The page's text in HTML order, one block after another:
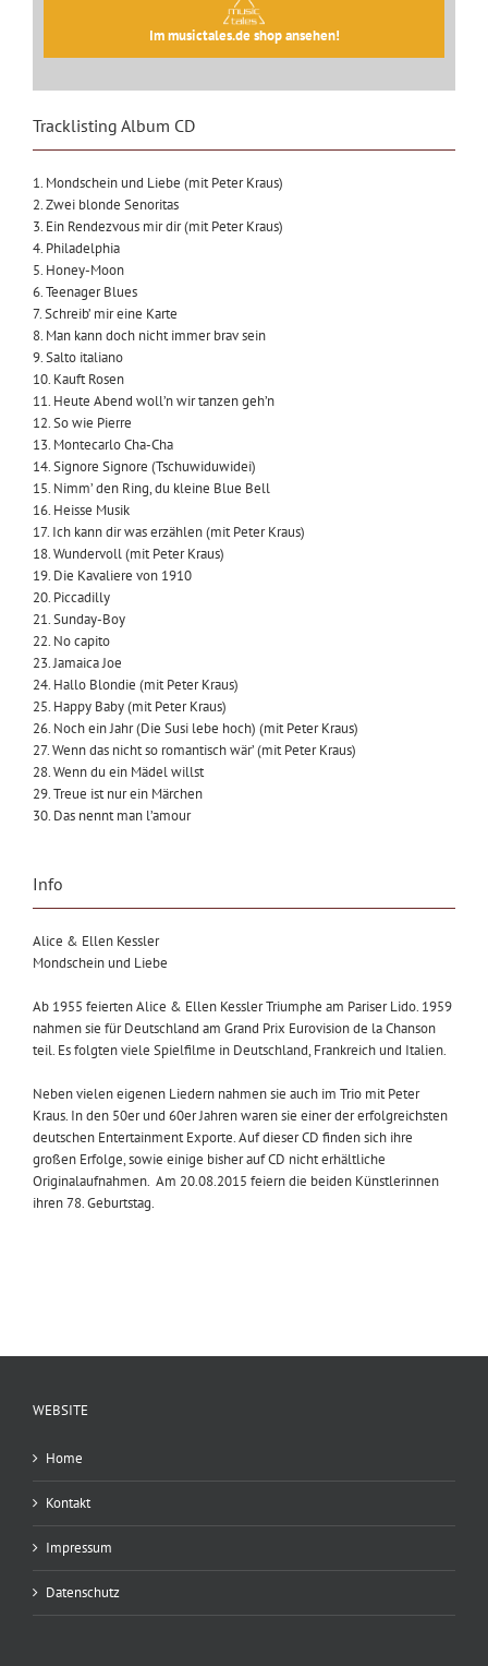
Im musictales.de shop ansehen!
Tracklisting Album CD
1. Mondschein und Liebe (mit Peter Kraus)
2. Zwei blonde Senoritas
3. Ein Rendezvous mir dir (mit Peter Kraus)
4. Philadelphia
5. Honey-Moon
6. Teenager Blues
7. Schreib’ mir eine Karte
8. Man kann doch nicht immer brav sein
9. Salto italiano
10. Kauft Rosen
11. Heute Abend woll’n wir tanzen geh’n
12. So wie Pierre
13. Montecarlo Cha-Cha
14. Signore Signore (Tschuwiduwidei)
15. Nimm’ den Ring, du kleine Blue Bell
16. Heisse Musik
17. Ich kann dir was erzählen (mit Peter Kraus)
18. Wundervoll (mit Peter Kraus)
19. Die Kavaliere von 1910
20. Piccadilly
21. Sunday-Boy
22. No capito
23. Jamaica Joe
24. Hallo Blondie (mit Peter Kraus)
25. Happy Baby (mit Peter Kraus)
26. Noch ein Jahr (Die Susi lebe hoch) (mit Peter Kraus)
27. Wenn das nicht so romantisch wär’ (mit Peter Kraus)
28. Wenn du ein Mädel willst
29. Treue ist nur ein Märchen
30. Das nennt man l’amour
Info
Alice & Ellen Kessler
Mondschein und Liebe
Ab 1955 feierten Alice & Ellen Kessler Triumphe am Pariser Lido. 1959
nahmen sie für Deutschland am Grand Prix Eurovision de la Chanson
teil. Es folgten viele Spielfilme in Deutschland, Frankreich und Italien.
Neben vielen eigenen Liedern nahmen sie auch im Trio mit Peter
Kraus. In den 50er und 60er Jahren waren sie einer der erfolgreichsten
deutschen Entertainment Exporte. Auf dieser CD finden sich ihre
großen Erfolge, sowie einige bisher auf CD nicht erhältliche
Originalaufnahmen. Am 20.08.2015 feiern die beiden Künstlerinnen
ihren 78. Geburtstag.
WEBSITE
Home
Kontakt
Impressum
Datenschutz